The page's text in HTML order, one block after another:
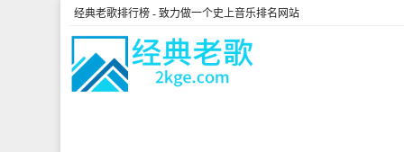
经典老歌排行榜 - 致力做一个史上音乐排名网站